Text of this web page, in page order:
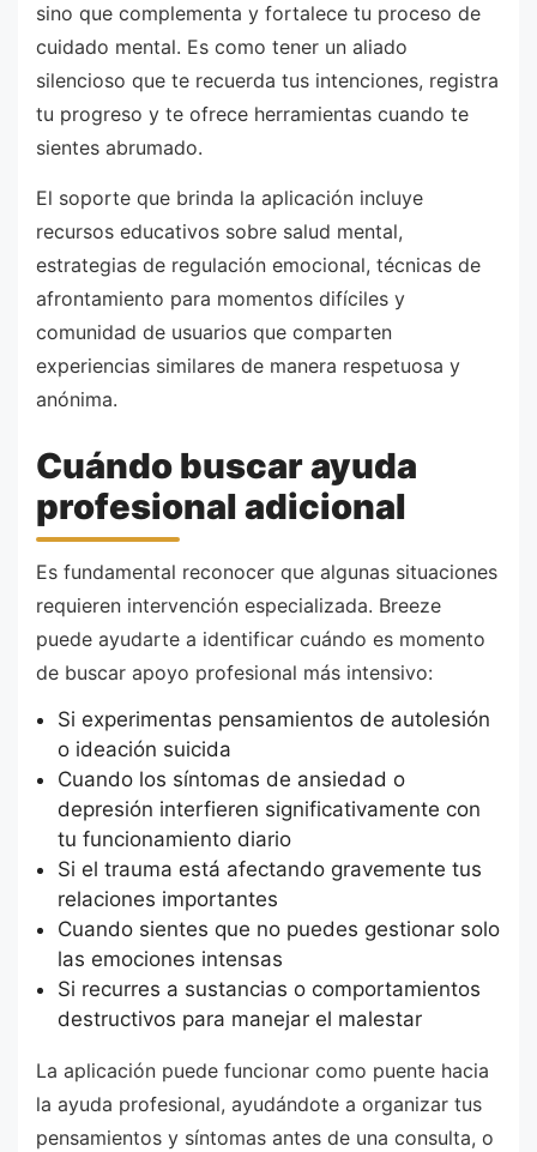
sino que complementa y fortalece tu proceso de
cuidado mental. Es como tener un aliado
silencioso que te recuerda tus intenciones, registra
tu progreso y te ofrece herramientas cuando te
sientes abrumado.
El soporte que brinda la aplicación incluye
recursos educativos sobre salud mental,
estrategias de regulación emocional, técnicas de
afrontamiento para momentos difíciles y
comunidad de usuarios que comparten
experiencias similares de manera respetuosa y
anónima.
Cuándo buscar ayuda
profesional adicional
Es fundamental reconocer que algunas situaciones
requieren intervención especializada. Breeze
puede ayudarte a identificar cuándo es momento
de buscar apoyo profesional más intensivo:
Si experimentas pensamientos de autolesión
o ideación suicida
Cuando los síntomas de ansiedad o
depresión interfieren significativamente con
tu funcionamiento diario
Si el trauma está afectando gravemente tus
relaciones importantes
Cuando sientes que no puedes gestionar solo
las emociones intensas
Si recurres a sustancias o comportamientos
destructivos para manejar el malestar
La aplicación puede funcionar como puente hacia
la ayuda profesional, ayudándote a organizar tus
pensamientos y síntomas antes de una consulta, o